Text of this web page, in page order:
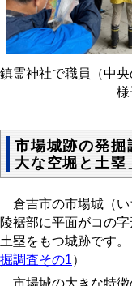
鎮霊神社で職員（中
様
市場城跡の発
大な空堀と土塁
倉吉市の市場城（い
陵裾部に平面がコの
土塁をもつ城跡です。
掘調査その1）
市場城の大きな特徴